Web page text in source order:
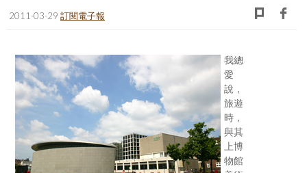
生活風
書房集
日記簿
餐桌週記
2011-03-29 訂閱電子報
我總
愛
說，
旅遊
時，
與其
上博
物館